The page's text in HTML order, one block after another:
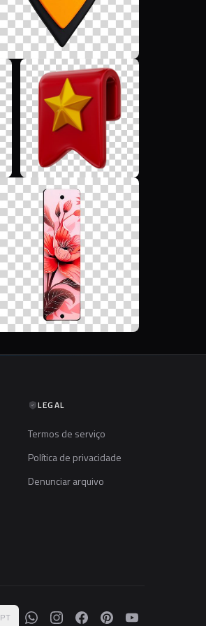
M
S
LEGAL
Termos de serviço
Política de privacidade
Denunciar arquivo
PT